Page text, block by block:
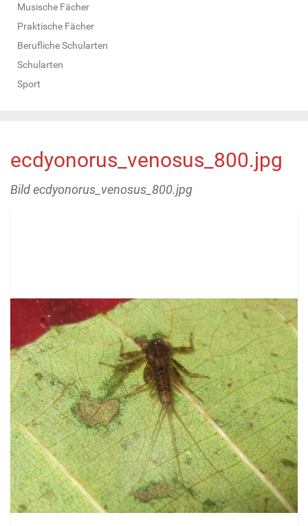
Musische Fächer
Praktische Fächer
Berufliche Schularten
Schularten
Sport
ecdyonorus_venosus_800.jpg
Bild ecdyonorus_venosus_800.jpg